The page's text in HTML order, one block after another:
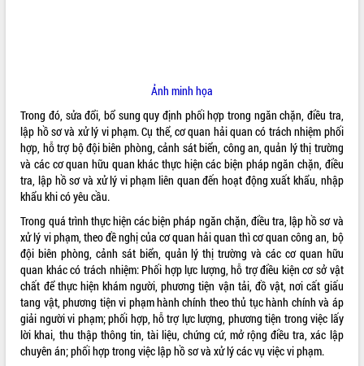
Ảnh minh họa
Trong đó, sửa đổi, bổ sung quy định phối hợp trong ngăn chặn, điều tra,
lập hồ sơ và xử lý vi phạm. Cụ thể, cơ quan hải quan có trách nhiệm phối
hợp, hỗ trợ bộ đội biên phòng, cảnh sát biển, công an, quản lý thị trường
và các cơ quan hữu quan khác thực hiện các biện pháp ngăn chặn, điều
tra, lập hồ sơ và xử lý vi phạm liên quan đến hoạt động xuất khẩu, nhập
khẩu khi có yêu cầu.
Trong quá trình thực hiện các biện pháp ngăn chặn, điều tra, lập hồ sơ và
xử lý vi phạm, theo đề nghị của cơ quan hải quan thì cơ quan công an, bộ
đội biên phòng, cảnh sát biển, quản lý thị trường và các cơ quan hữu
quan khác có trách nhiệm: Phối hợp lực lượng, hỗ trợ điều kiện cơ sở vật
chất để thực hiện khám người, phương tiện vận tải, đồ vật, nơi cất giấu
tang vật, phương tiện vi phạm hành chính theo thủ tục hành chính và áp
giải người vi phạm; phối hợp, hỗ trợ lực lượng, phương tiện trong việc lấy
lời khai, thu thập thông tin, tài liệu, chứng cứ, mở rộng điều tra, xác lập
chuyên án; phối hợp trong việc lập hồ sơ và xử lý các vụ việc vi phạm.